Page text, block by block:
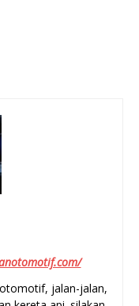
jalan-jalan,